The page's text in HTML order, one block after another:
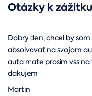
Otázky k zážitku
Dobry den, chcel by
absolvovať na svojom
auta mate prosim vss na
dakujem
Martin